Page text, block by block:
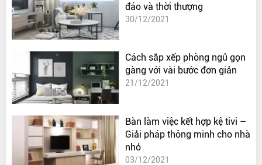
đáo và thời thượng
30/12/2021
Cách sắp xếp phòng ngủ gọn
gàng với vài bước đơn giản
21/12/2021
Bàn làm việc kết hợp kệ tivi –
Giải pháp thông minh cho nhà
nhỏ
03/12/2021